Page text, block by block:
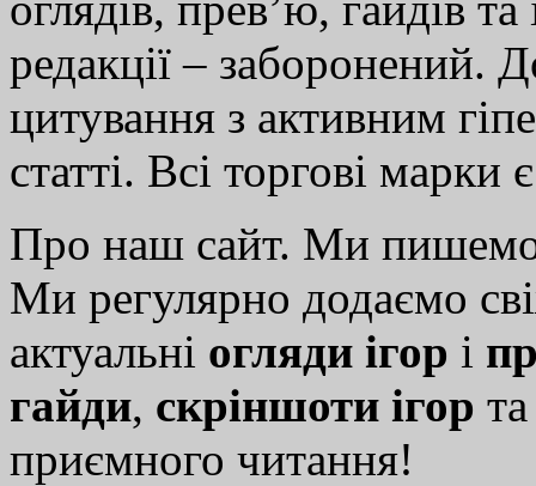
редакції – заборонений.
цитування з активним
статті. Всі торгові марки
Про наш сайт. Ми
Ми регулярно додаємо
актуальні огляди ігор і
гайди, скріншоти ігор
приємного читання!